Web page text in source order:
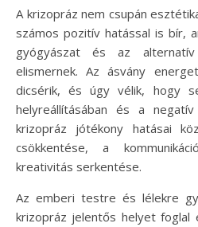
A krizopráz nem csupán
számos pozitív hatással is bír,
gyógyászat és az
elismernek. Az ásvány
dicsérik, és úgy vélik, hogy
helyreállításában és a
krizopráz jótékony hatásai
csökkentése, a
kreativitás serkentése.
Az emberi testre és lélekre
krizopráz jelentős helyet foglal